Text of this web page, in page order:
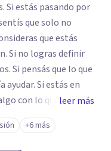
Si estás pasando por
que solo no
que estás
Si no logras definir
Si pensás que lo que
ayudar. Si estás en
con lo que te está
esa angustia.
leer más
+6 más